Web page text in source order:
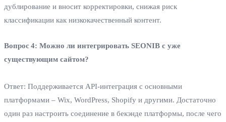
дублирование и вносит корректировки, снижая риск
классификации как низкокачественный контент.
Вопрос 4: Можно ли интегрировать SEONIB с уже
существующим сайтом?
Ответ: Поддерживается API‑интеграция с основными
платформами – Wix, WordPress, Shopify и другими. Достаточно
один раз настроить соединение в бекэнде платформы, после чего